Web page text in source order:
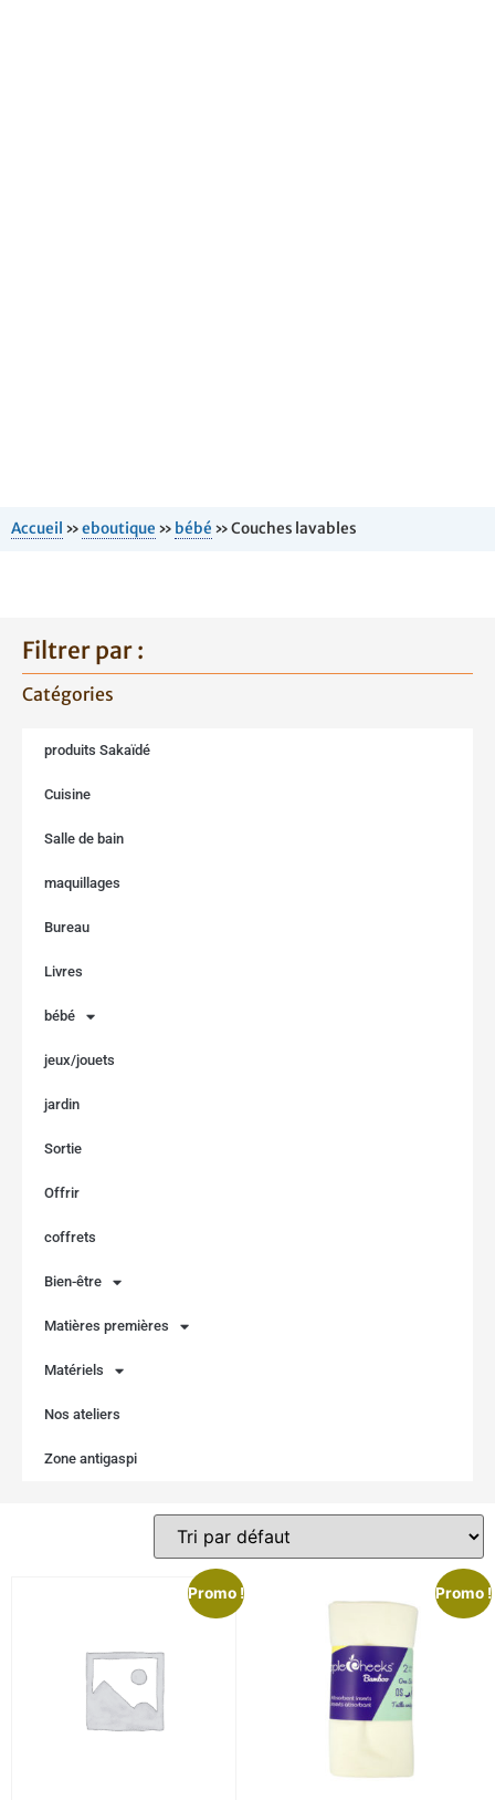
Accueil »eboutique » bébé »Couches lavables
Filtrer par :
Catégories
produits Sakaïdé
Cuisine
Salle de bain
maquillages
Bureau
Livres
bébé
jeux/jouets
jardin
Sortie
Offrir
coffrets
Bien-être
Matières premières
Matériels
Nos ateliers
Zone antigaspi
Promo ! Promo !